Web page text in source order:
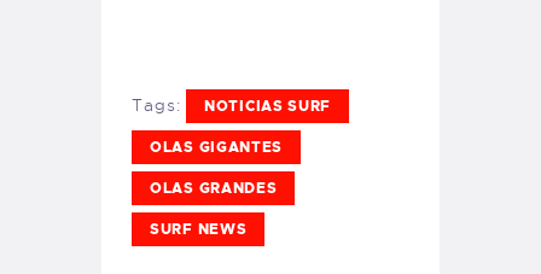
Tags: NOTICIAS SURF
OLAS GIGANTES
OLAS GRANDES
SURF NEWS